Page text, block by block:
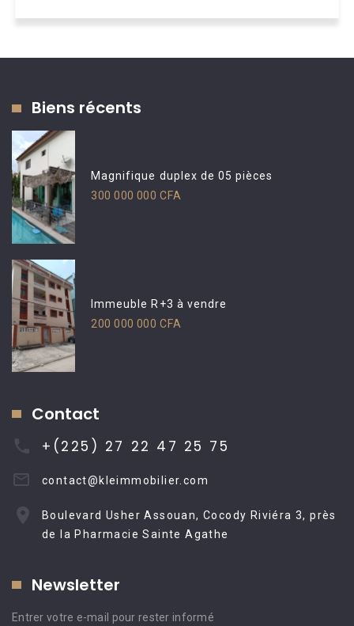
Biens récents
Magnifique duplex de 05 pièces
300 000 000 CFA
Immeuble R+3 à vendre
200 000 000 CFA
Contact
+(225) 27 22 47 25 75
contact@kleimmobilier.com
Boulevard Usher Assouan, Cocody Riviéra 3, près
de la Pharmacie Sainte Agathe
Newsletter
Entrer votre e-mail pour rester informé